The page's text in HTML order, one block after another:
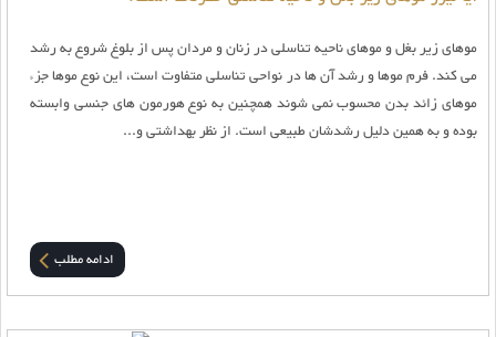
موهای زیر بغل و موهای ناحیه تناسلی در زنان و مردان پس از بلوغ شروع به رشد
می کند. فرم موها و رشد آن ها در نواحی تناسلی متفاوت است، این نوع موها جزء
موهای زائد بدن محسوب نمی شوند همچنین به نوع هورمون های جنسی وابسته
بوده و به همین دلیل رشدشان طبیعی است. از نظر بهداشتی و...
ادامه مطلب